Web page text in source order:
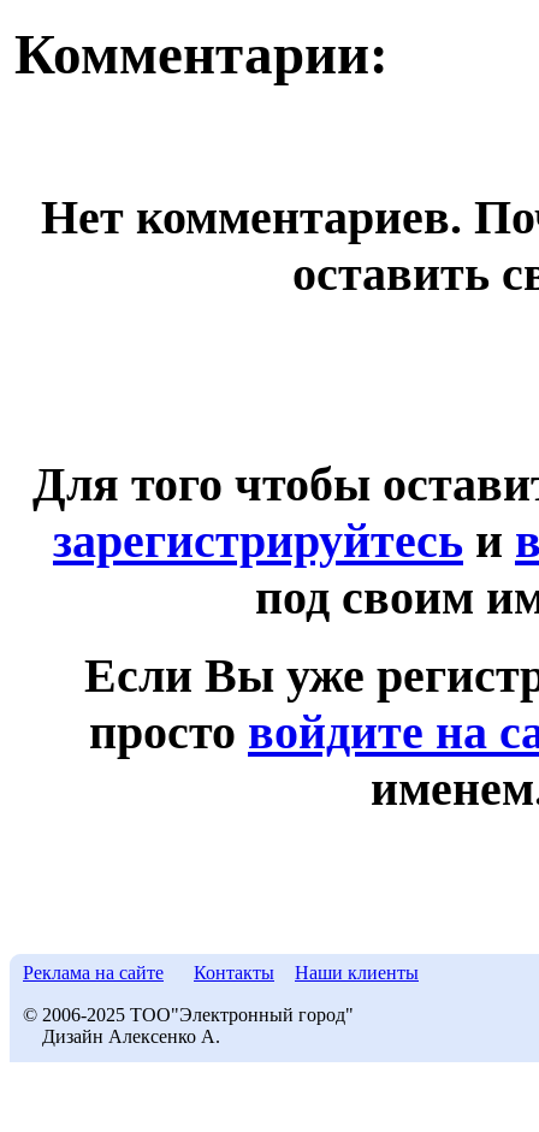
Комментарии:
Нет комментариев.
оставить
Для того чтобы
зарегистрируйтесь и
под своим
Если Вы уже
просто войдите на
Реклама на сайте Контакты Наши клиенты
© 2006-2025 ТОО"Электронный город"
Дизайн Алексенко А.